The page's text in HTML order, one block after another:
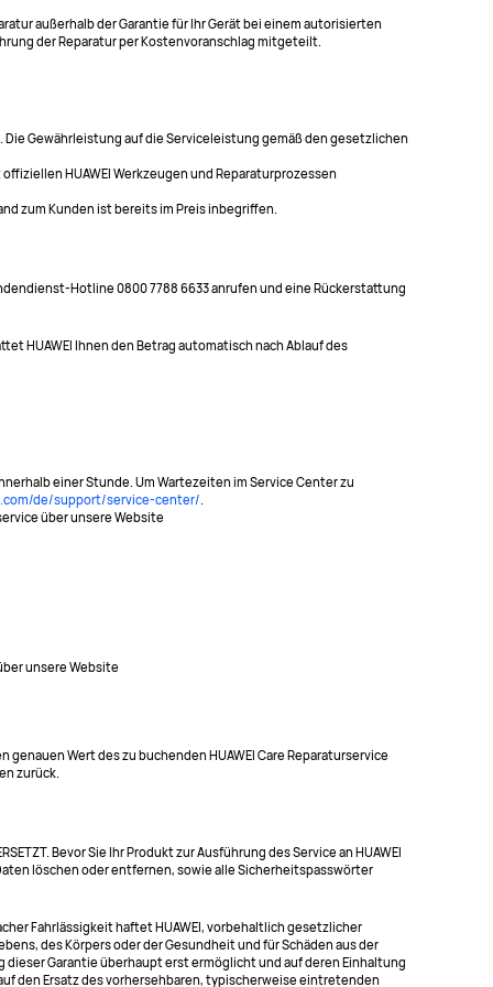
außerhalb der Garantie für Ihr Gerät bei einem autorisierten
der Reparatur per Kostenvoranschlag mitgeteilt.
Gewährleistung auf die Serviceleistung gemäß den gesetzlichen
HUAWEI Werkzeugen und Reparaturprozessen
zum Kunden ist bereits im Preis inbegriffen.
Hotline 0800 7788 6633 anrufen und eine Rückerstattung
HUAWEI Ihnen den Betrag automatisch nach Ablauf des
einer Stunde. Um Wartezeiten im Service Center zu
de/support/service-center/.
über unsere Website
unsere Website
Wert des zu buchenden HUAWEI Care Reparaturservice
zurück.
ERSETZT. Bevor Sie Ihr Produkt zur Ausführung des Service an HUAWEI
löschen oder entfernen, sowie alle Sicherheitspasswörter
Fahrlässigkeit haftet HUAWEI, vorbehaltlich gesetzlicher
des Körpers oder der Gesundheit und für Schäden aus der
Garantie überhaupt erst ermöglicht und auf deren Einhaltung
den Ersatz des vorhersehbaren, typischerweise eintretenden